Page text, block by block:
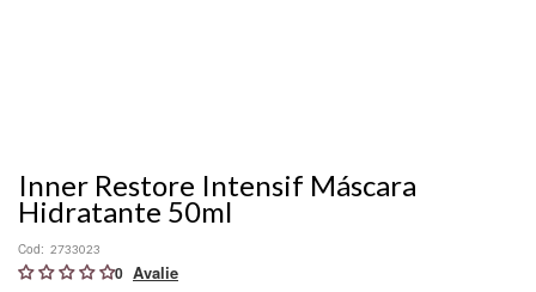
Inner Restore Intensif Máscara
Hidratante 50ml
Cod: 2733023
0